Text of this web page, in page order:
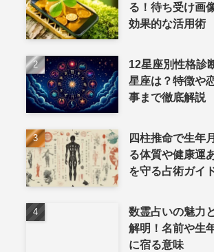
る！待ち受け画
効果的な活用術
12星座別性格診
星座は？特徴や
事まで徹底解説
四柱推命で生年
る体質や健康運
を守る占術ガイ
数霊占いの魅力
解明！名前や生
に宿る意味